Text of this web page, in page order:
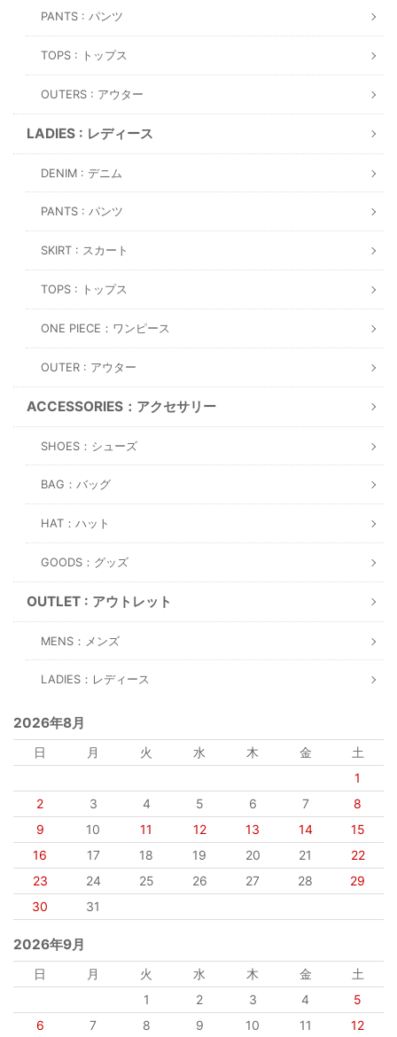
PANTS : パンツ
TOPS : トップス
OUTERS : アウター
LADIES : レディース
DENIM : デニム
PANTS : パンツ
SKIRT : スカート
TOPS : トップス
ONE PIECE：ワンピース
OUTER : アウター
ACCESSORIES：アクセサリー
SHOES：シューズ
BAG：バッグ
HAT：ハット
GOODS：グッズ
OUTLET : アウトレット
MENS：メンズ
LADIES：レディース
2026年8月
日 月 火 水 木 金
土
1
2
3 4 5 6 7
8
9
10 11 12 13 14
15
16
17 18 19 20 21
22
23
24 25 26 27 28
29
30
31
2026年9月
日 月 火 水 木 金
土
1
2 3 4
5
6
7 8 9 10 11
12